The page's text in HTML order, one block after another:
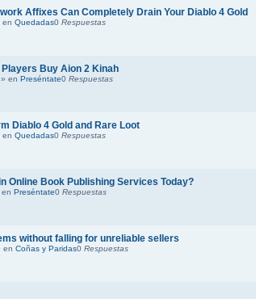
Affixes Can Completely Drain Your Diablo 4 Gold
en Quedadas0 Respuestas
Buy Aion 2 Kinah
» en Preséntate0 Respuestas
Diablo 4 Gold and Rare Loot
en Quedadas0 Respuestas
Online Book Publishing Services Today?
en Preséntate0 Respuestas
without falling for unreliable sellers
en Coñas y Paridas0 Respuestas